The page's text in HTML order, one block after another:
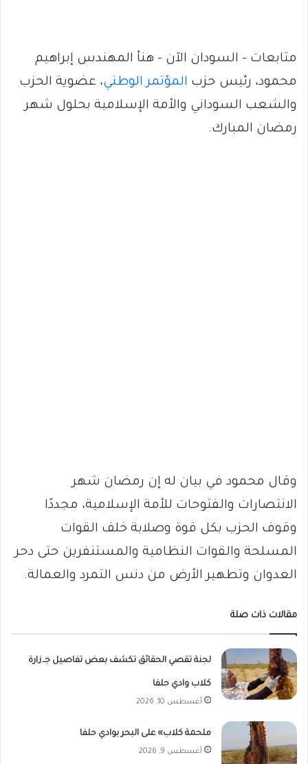
متابعات – السودان الآن – هنأ المهندس إبراهيم
محمود، رئيس حزب المؤتمر الوطني، عضوية الحزب
والشعب السوداني والأمة الإسلامية بحلول شهر
رمضان المبارك.
وقال محمود في بيان له إن رمضان شهر
الانتصارات والفتوحات للأمة الإسلامية، مجددًا
وقوف الحزب بكل قوة وصلابة خلف القوات
المسلحة والقوات النظامية والمستنفرين حتى دحر
العدوان وتطهير الأرض من دنس التمرد والعمالة.
مقالات ذات صلة
لجنة تقصي الحقائق تكشف بعض تفاصيل جـ.زارة
كلاب وادي حلفا
أغسطس 10, 2026
ملحمة كلاب» على البحر بوادي حلفا
أغسطس 9, 2026